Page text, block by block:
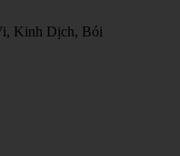
Kinh Dịch, Bói